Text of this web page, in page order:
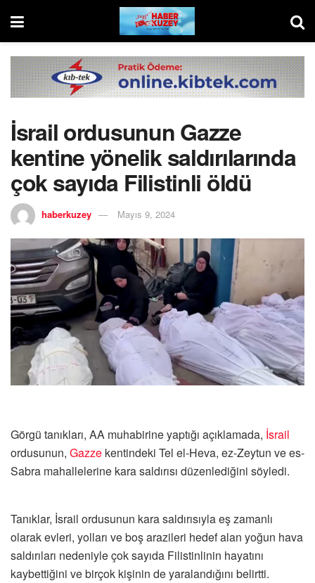
İsrail ordusunun Gazze
kentine yönelik saldırılarında
çok sayıda Filistinli öldü
haberkuzey Mayıs 9, 2024
Görgü tanıkları, AA muhabirine yaptığı açıklamada, İsrail
ordusunun, Gazze kentindeki Tel el-Heva, ez-Zeytun ve es-
Sabra mahallelerine kara saldırısı düzenlediğini söyledi.
Tanıklar, İsrail ordusunun kara saldırısıyla eş zamanlı
olarak evleri, yolları ve boş arazileri hedef alan yoğun hava
saldırıları nedeniyle çok sayıda Filistinlinin hayatını
kaybettiğini ve birçok kişinin de yaralandığını belirtti.